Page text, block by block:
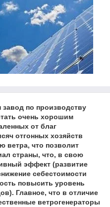
завод по производству
очень хорошим
от благ
отгонных хозяйств
ветра, что позволит
страны, что, в свою
эффект (развитие
себестоимости
повысить уровень
Главное, что в отличие
ветрогенераторы